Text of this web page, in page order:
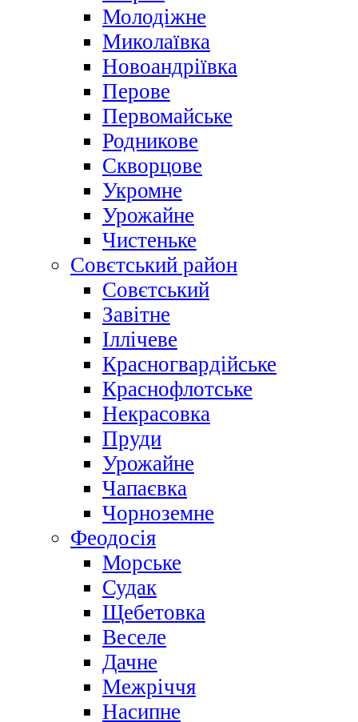
Молодіжне
Миколаївка
Новоандріївка
Перове
Первомайське
Родникове
Скворцове
Укромне
Урожайне
Чистеньке
Совєтський район
Совєтський
Завітне
Іллічеве
Красногвардійське
Краснофлотське
Некрасовка
Пруди
Урожайне
Чапаєвка
Чорноземне
Феодосія
Морське
Судак
Щебетовка
Веселе
Дачне
Межріччя
Насипне